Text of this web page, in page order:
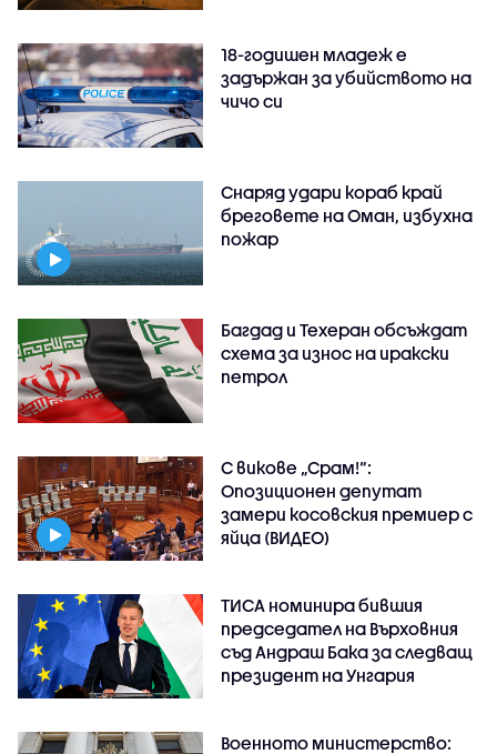
18-годишен младеж е
задържан за убийството на
чичо си
Снаряд удари кораб край
бреговете на Оман, избухна
пожар
Багдад и Техеран обсъждат
схема за износ на иракски
петрол
С викове „Срам!“:
Опозиционен депутат
замери косовския премиер с
яйца (ВИДЕО)
ТИСА номинира бившия
председател на Върховния
съд Андраш Бака за следващ
президент на Унгария
Военното министерство: